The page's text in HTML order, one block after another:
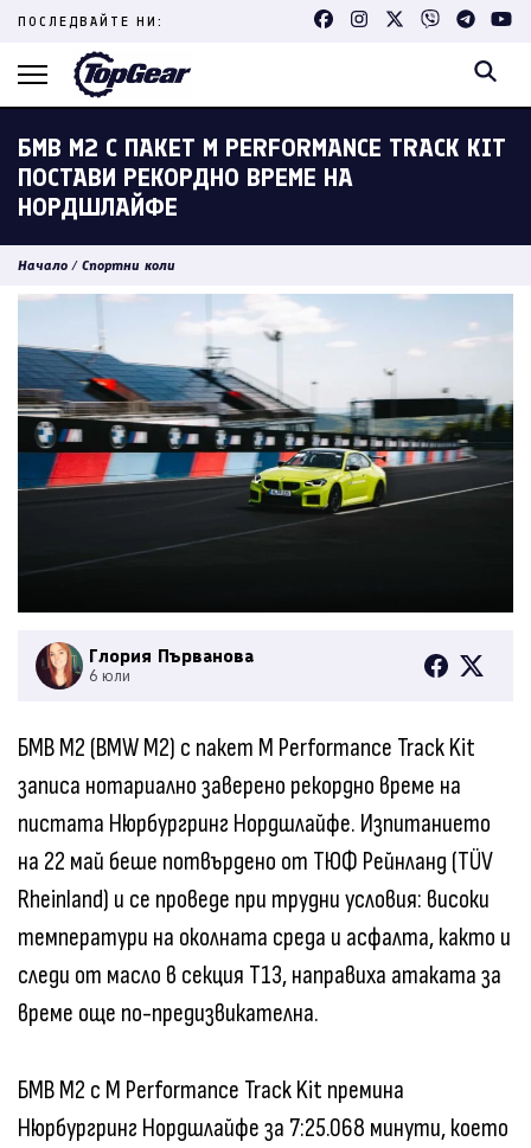
Skip
content
ПОСЛЕДВАЙТЕ НИ:
БМВ M2 С ПАКЕТ M PERFORMANCE TRACK KIT
ПОСТАВИ РЕКОРДНО ВРЕМЕ НА
НОРДШЛАЙФЕ
Начало / Спортни коли
Глория Първанова
6 юли
БМВ M2 (BMW M2) с пакет M Performance Track Kit
записа нотариално заверено рекордно време на
пистата Нюрбургринг Нордшлайфе. Изпитанието
на 22 май беше потвърдено от ТЮФ Рейнланд (TÜV
Rheinland) и се проведе при трудни условия: високи
температури на околната среда и асфалта, както и
следи от масло в секция Т13, направиха атаката за
време още по-предизвикателна.
БМВ M2 с M Performance Track Kit премина
Нюрбургринг Нордшлайфе за 7:25.068 минути, което